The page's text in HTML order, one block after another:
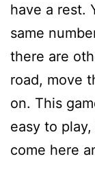
have a rest.
same
there are
road, move
on. This
easy to
come here